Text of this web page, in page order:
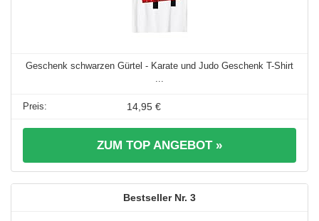
Geschenk schwarzen Gürtel - Karate und Judo Geschenk T-Shirt
...
14,95 €
ZUM TOP ANGEBOT »
3